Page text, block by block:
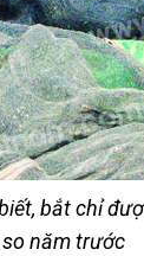
bắt chỉ
năm trước